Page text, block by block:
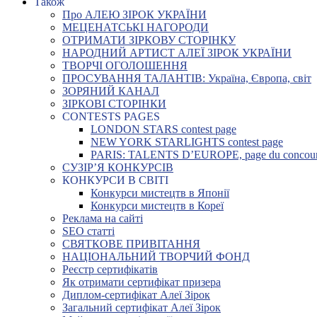
Про АЛЕЮ ЗІРОК УКРАЇНИ
МЕЦЕНАТСЬКІ НАГОРОДИ
ОТРИМАТИ ЗІРКОВУ СТОРІНКУ
НАРОДНИЙ АРТИСТ АЛЕЇ ЗІРОК УКРАЇНИ
ТВОРЧІ ОГОЛОШЕННЯ
ПРОСУВАННЯ ТАЛАНТІВ: Україна, Європа, світ
ЗОРЯНИЙ КАНАЛ
ЗІРКОВІ СТОРІНКИ
CONTESTS PAGES
LONDON STARS contest page
NEW YORK STARLIGHTS contest page
PARIS: TALENTS D’EUROPE, page du
СУЗІР’Я КОНКУРСІВ
КОНКУРСИ В СВІТІ
Конкурси мистецтв в Японії
Конкурси мистецтв в Кореї
Реклама на сайті
SEO статті
СВЯТКОВЕ ПРИВІТАННЯ
НАЦІОНАЛЬНИЙ ТВОРЧИЙ ФОНД
Реєстр сертифікатів
Як отримати сертифікат призера
Диплом-сертифікат Алеї Зірок
Загальний сертифікат Алеї Зірок